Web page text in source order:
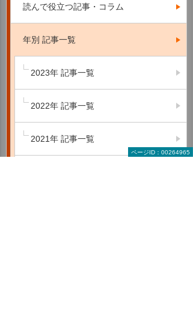
ページID：00264965
読んで役立つ記事・コラム
年別 記事一覧
2023年 記事一覧
2022年 記事一覧
2021年 記事一覧